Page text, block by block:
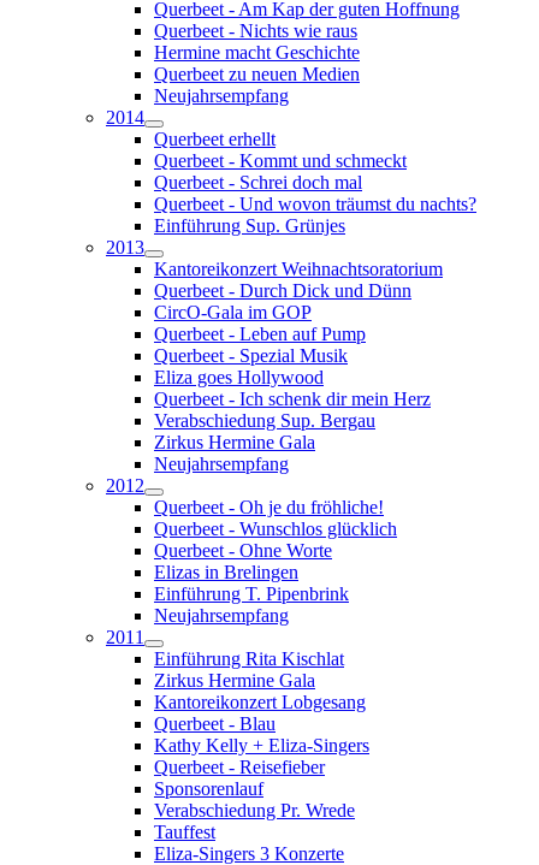
Querbeet - Am Kap der guten Hoffnung
Querbeet - Nichts wie raus
Hermine macht Geschichte
Querbeet zu neuen Medien
Neujahrsempfang
2014
Querbeet erhellt
Querbeet - Kommt und schmeckt
Querbeet - Schrei doch mal
Querbeet - Und wovon träumst du nachts?
Einführung Sup. Grünjes
2013
Kantoreikonzert Weihnachtsoratorium
Querbeet - Durch Dick und Dünn
CircO-Gala im GOP
Querbeet - Leben auf Pump
Querbeet - Spezial Musik
Eliza goes Hollywood
Querbeet - Ich schenk dir mein Herz
Verabschiedung Sup. Bergau
Zirkus Hermine Gala
Neujahrsempfang
2012
Querbeet - Oh je du fröhliche!
Querbeet - Wunschlos glücklich
Querbeet - Ohne Worte
Elizas in Brelingen
Einführung T. Pipenbrink
Neujahrsempfang
2011
Einführung Rita Kischlat
Zirkus Hermine Gala
Kantoreikonzert Lobgesang
Querbeet - Blau
Kathy Kelly + Eliza-Singers
Querbeet - Reisefieber
Sponsorenlauf
Verabschiedung Pr. Wrede
Tauffest
Eliza-Singers 3 Konzerte